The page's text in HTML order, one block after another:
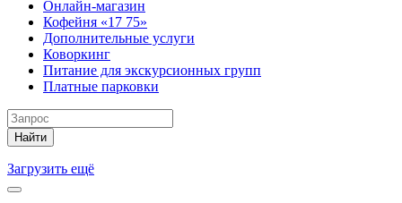
Онлайн-магазин
Кофейня «17 75»
Дополнительные услуги
Коворкинг
Питание для экскурсионных групп
Платные парковки
Найти
Загрузить ещё